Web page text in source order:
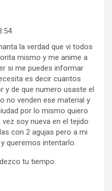
la verdad que vi todos
mismo y me anime a
si me puedes informar
es decir cuantos
y de que numero usaste el
no venden ese material y
por lo mismo quiero
soy nueva en el tejido
con 2 agujas pero a mi
queremos intentarlo.
tu tiempo.